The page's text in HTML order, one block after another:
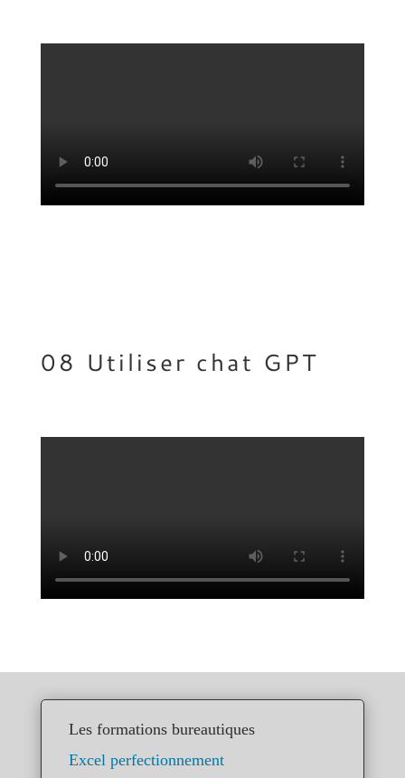
08 Utiliser chat GPT
Les formations bureautiques
Excel perfectionnement